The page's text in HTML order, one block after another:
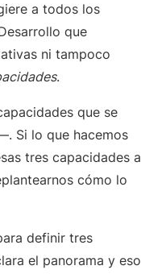
a todos los
que
ni tampoco
.
que se
Si lo que hacemos
tres capacidades a
cómo lo
definir tres
el panorama y eso